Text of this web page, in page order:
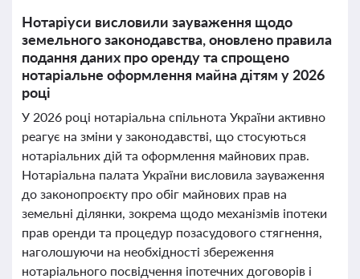
Нотаріуси висловили зауваження щодо
земельного законодавства, оновлено правила
подання даних про оренду та спрощено
нотаріальне оформлення майна дітям у 2026
році
У 2026 році нотаріальна спільнота України активно
реагує на зміни у законодавстві, що стосуються
нотаріальних дій та оформлення майнових прав.
Нотаріальна палата України висловила зауваження
до законопроєкту про обіг майнових прав на
земельні ділянки, зокрема щодо механізмів іпотеки
прав оренди та процедур позасудового стягнення,
наголошуючи на необхідності збереження
нотаріального посвідчення іпотечних договорів і